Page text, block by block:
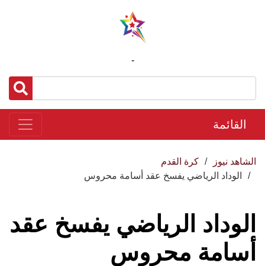
-
القائمة
الشاهد نيوز
كرة القدم
الوداد الرياضي يفسخ عقد أسامة محروس
الوداد الرياضي يفسخ عقد
أسامة محروس